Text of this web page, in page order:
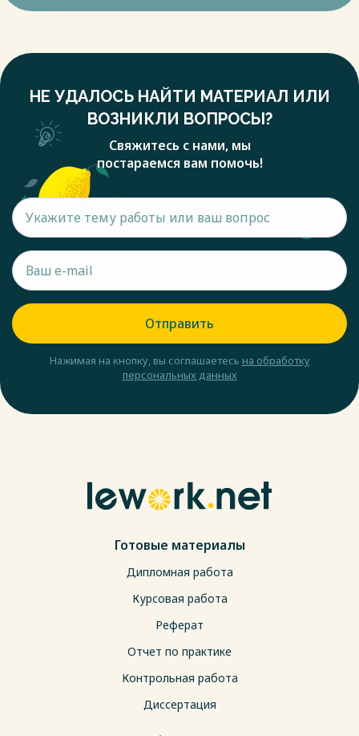
НЕ УДАЛОСЬ НАЙТИ МАТЕРИАЛ ИЛИ
ВОЗНИКЛИ ВОПРОСЫ?
Свяжитесь с нами, мы
постараемся вам помочь!
Отправить
Нажимая на кнопку, вы соглашаетесь на обработку
персональных данных
Готовые материалы
Дипломная работа
Курсовая работа
Реферат
Отчет по практике
Контрольная работа
Диссертация